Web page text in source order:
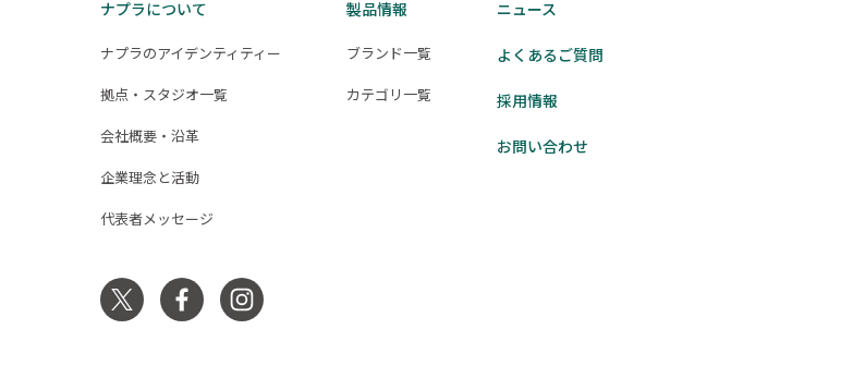
ナプラについて
ナプラのアイデンティティー
拠点・スタジオ一覧
会社概要・沿革
企業理念と活動
代表者メッセージ
製品情報
ブランド一覧
カテゴリ一覧
ニュース
よくあるご質問
採用情報
お問い合わせ